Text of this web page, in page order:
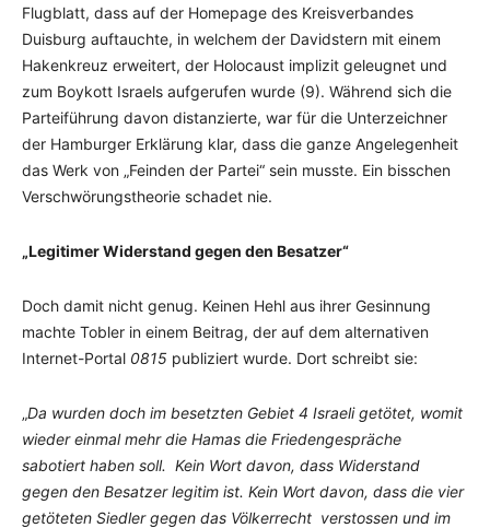
Flugblatt, dass auf der Homepage des Kreisverbandes
Duisburg auftauchte, in welchem der Davidstern mit einem
Hakenkreuz erweitert, der Holocaust implizit geleugnet und
zum Boykott Israels aufgerufen wurde (9). Während sich die
Parteiführung davon distanzierte, war für die Unterzeichner
der Hamburger Erklärung klar, dass die ganze Angelegenheit
das Werk von „Feinden der Partei“ sein musste. Ein bisschen
Verschwörungstheorie schadet nie.
„Legitimer Widerstand gegen den Besatzer“
Doch damit nicht genug. Keinen Hehl aus ihrer Gesinnung
machte Tobler in einem Beitrag, der auf dem alternativen
Internet-Portal 0815 publiziert wurde. Dort schreibt sie:
„Da wurden doch im besetzten Gebiet 4 Israeli getötet, womit
wieder einmal mehr die Hamas die Friedengespräche
sabotiert haben soll. Kein Wort davon, dass Widerstand
gegen den Besatzer legitim ist. Kein Wort davon, dass die vier
getöteten Siedler gegen das Völkerrecht verstossen und im